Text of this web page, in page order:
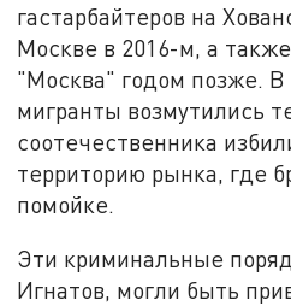
гастарбайтеров на
Москве в 2016-м, а
"Москва" годом позже. В
мигранты возмутились
соотечественника
территорию рынка, где
помойке.
Эти криминальные
Игнатов, могли быть